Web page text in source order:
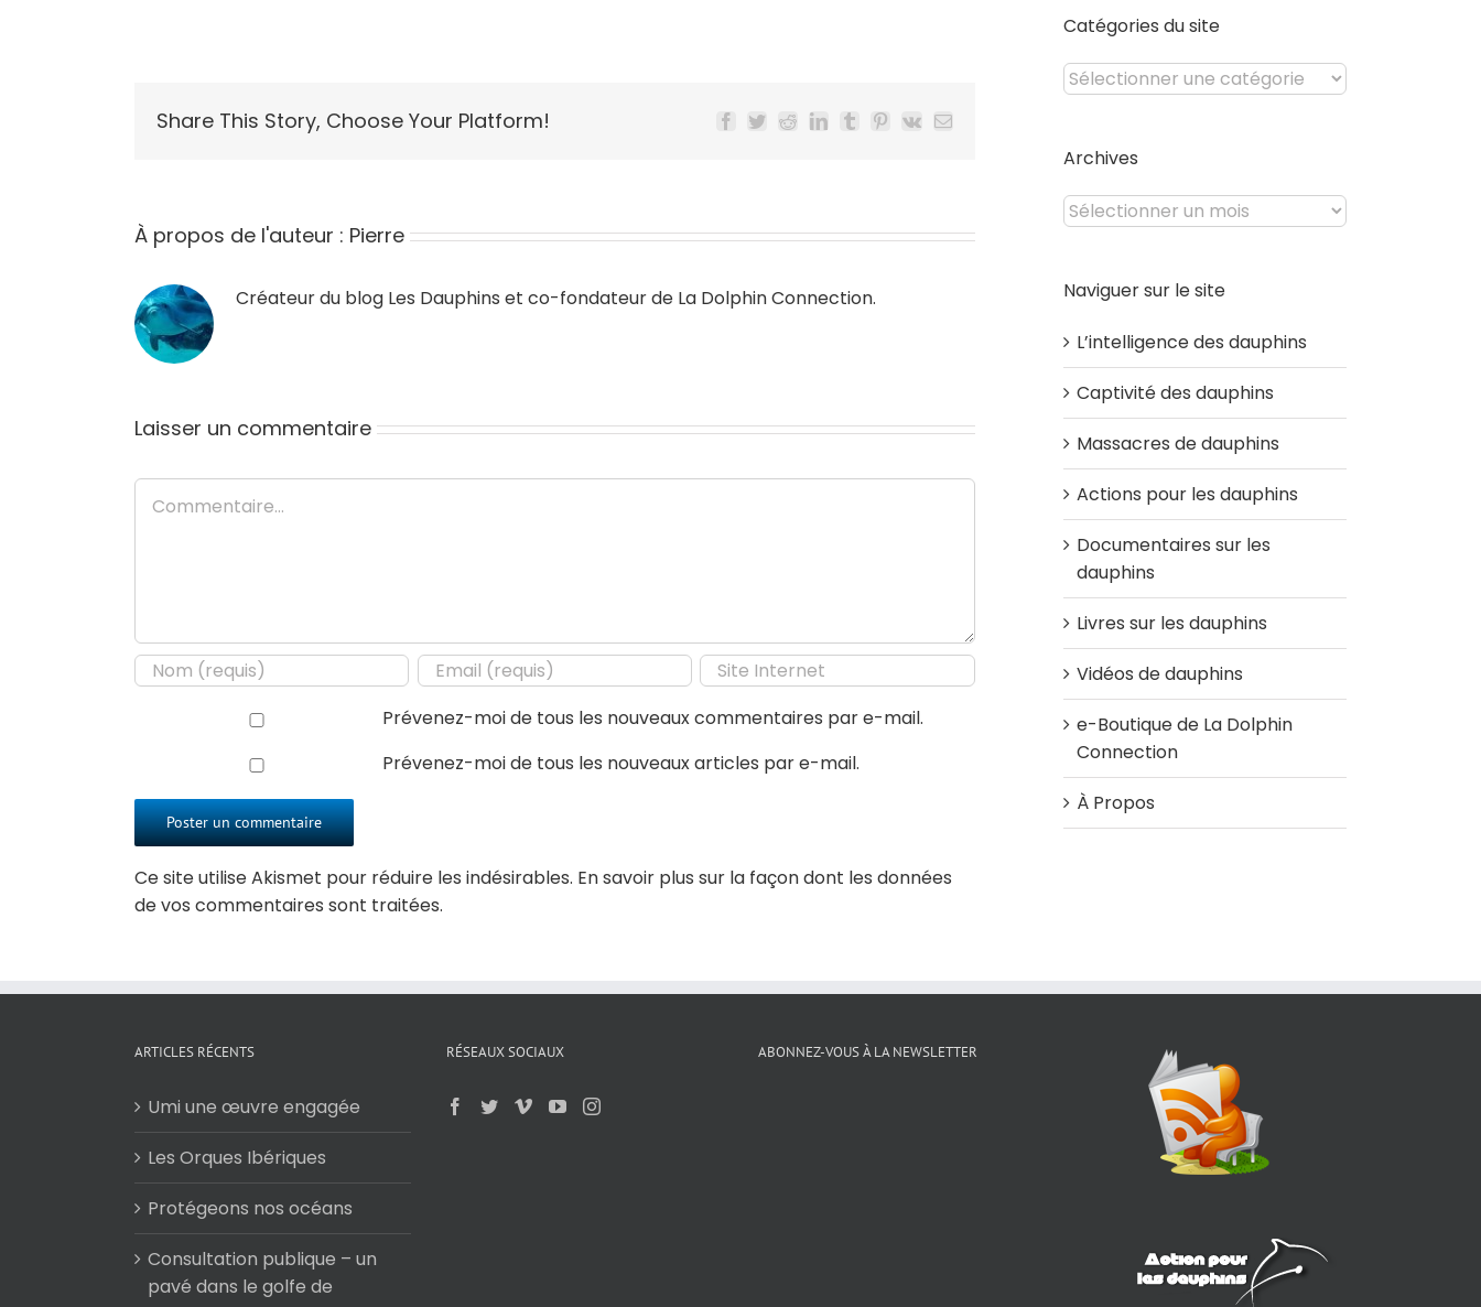
Share This Story, Choose Your Platform! Facebook
TwitterRedditLinkedIn
TumblrPinterest
Vk Email
À propos de l'auteur : Pierre
Créateur du blog Les Dauphins et co-fondateur de La Dolphin Connection.
Laisser un commentaire
Commentaire
Prévenez-moi de tous les nouveaux commentaires par e-mail.
Prévenez-moi de tous les nouveaux articles par e-mail.
Ce site utilise Akismet pour réduire les indésirables. En savoir plus sur la façon dont les données
de vos commentaires sont traitées.
Catégories du site
Catégories
du
Archives
Archives
Naviguer sur le site
L’intelligence des dauphins
Captivité des dauphins
Massacres de dauphins
Actions pour les dauphins
Documentaires sur les
dauphins
Livres sur les dauphins
Vidéos de dauphins
e-Boutique de La Dolphin
Connection
À Propos
ARTICLES RÉCENTS
Umi une œuvre engagée
Les Orques Ibériques
Protégeons nos océans
Consultation publique – un
pavé dans le golfe de
RÉSEAUX SOCIAUX ABONNEZ-VOUS À LA NEWSLETTER